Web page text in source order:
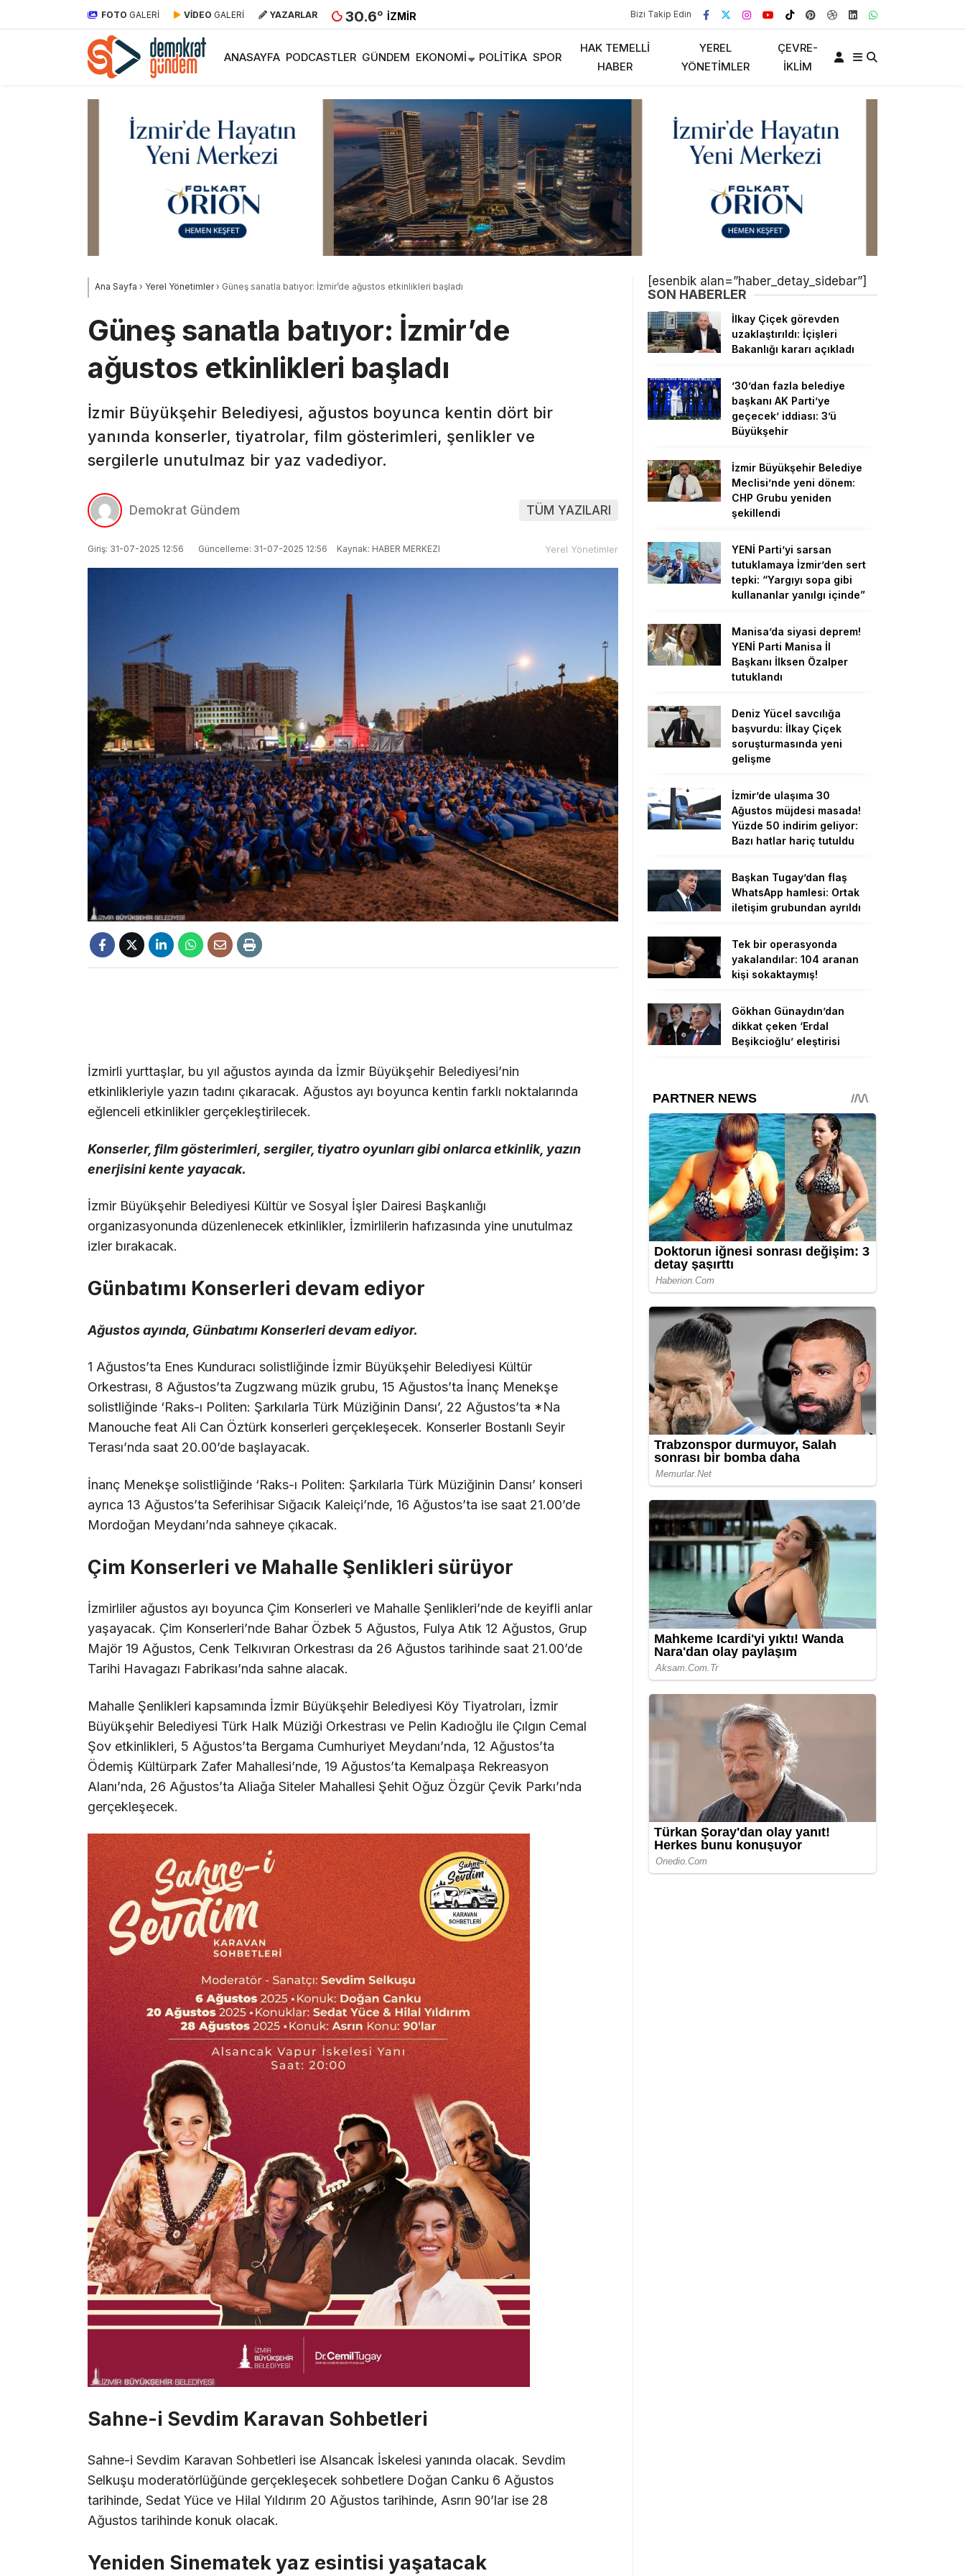
FOTO GALERİ VİDEO GALERİ YAZARLAR 30.6° İZMIR Bizi Takip Edin
ANASAYFA PODCASTLER GÜNDEM EKONOMI POLITIKA SPOR
HAK TEMELLI
HABER
YEREL
YÖNETIMLER
ÇEVRE-
İKLIM
Ana Sayfa › Yerel Yönetimler› Güneş sanatla batıyor: İzmir’de ağustos etkinlikleri başladı
Güneş sanatla batıyor: İzmir’de
ağustos etkinlikleri başladı
İzmir Büyükşehir Belediyesi, ağustos boyunca kentin dört bir
yanında konserler, tiyatrolar, film gösterimleri, şenlikler ve
sergilerle unutulmaz bir yaz vadediyor.
Demokrat Gündem TÜM YAZILARI
Giriş: 31-07-2025 12:56 Güncelleme: 31-07-2025 12:56 Kaynak: HABER MERKEZI Yerel Yönetimler
İzmirli yurttaşlar, bu yıl ağustos ayında da İzmir Büyükşehir Belediyesi’nin
etkinlikleriyle yazın tadını çıkaracak. Ağustos ayı boyunca kentin farklı noktalarında
eğlenceli etkinlikler gerçekleştirilecek.
Konserler, film gösterimleri, sergiler, tiyatro oyunları gibi onlarca etkinlik, yazın
enerjisini kente yayacak.
İzmir Büyükşehir Belediyesi Kültür ve Sosyal İşler Dairesi Başkanlığı
organizasyonunda düzenlenecek etkinlikler, İzmirlilerin hafızasında yine unutulmaz
izler bırakacak.
Günbatımı Konserleri devam ediyor
Ağustos ayında, Günbatımı Konserleri devam ediyor.
1 Ağustos’ta Enes Kunduracı solistliğinde İzmir Büyükşehir Belediyesi Kültür
Orkestrası, 8 Ağustos’ta Zugzwang müzik grubu, 15 Ağustos’ta İnanç Menekşe
solistliğinde ‘Raks-ı Politen: Şarkılarla Türk Müziğinin Dansı’, 22 Ağustos’ta *Na
Manouche feat Ali Can Öztürk konserleri gerçekleşecek. Konserler Bostanlı Seyir
Terası’nda saat 20.00’de başlayacak.
İnanç Menekşe solistliğinde ‘Raks-ı Politen: Şarkılarla Türk Müziğinin Dansı’ konseri
ayrıca 13 Ağustos’ta Seferihisar Sığacık Kaleiçi’nde, 16 Ağustos’ta ise saat 21.00’de
Mordoğan Meydanı’nda sahneye çıkacak.
Çim Konserleri ve Mahalle Şenlikleri sürüyor
İzmirliler ağustos ayı boyunca Çim Konserleri ve Mahalle Şenlikleri’nde de keyifli anlar
yaşayacak. Çim Konserleri’nde Bahar Özbek 5 Ağustos, Fulya Atık 12 Ağustos, Grup
Majör 19 Ağustos, Cenk Telkıvıran Orkestrası da 26 Ağustos tarihinde saat 21.00’de
Tarihi Havagazı Fabrikası’nda sahne alacak.
Mahalle Şenlikleri kapsamında İzmir Büyükşehir Belediyesi Köy Tiyatroları, İzmir
Büyükşehir Belediyesi Türk Halk Müziği Orkestrası ve Pelin Kadıoğlu ile Çılgın Cemal
Şov etkinlikleri, 5 Ağustos’ta Bergama Cumhuriyet Meydanı’nda, 12 Ağustos’ta
Ödemiş Kültürpark Zafer Mahallesi’nde, 19 Ağustos’ta Kemalpaşa Rekreasyon
Alanı’nda, 26 Ağustos’ta Aliağa Siteler Mahallesi Şehit Oğuz Özgür Çevik Parkı’nda
gerçekleşecek.
Sahne-i Sevdim Karavan Sohbetleri
Sahne-i Sevdim Karavan Sohbetleri ise Alsancak İskelesi yanında olacak. Sevdim
Selkuşu moderatörlüğünde gerçekleşecek sohbetlere Doğan Canku 6 Ağustos
tarihinde, Sedat Yüce ve Hilal Yıldırım 20 Ağustos tarihinde, Asrın 90’lar ise 28
Ağustos tarihinde konuk olacak.
Yeniden Sinematek yaz esintisi yaşatacak
[esenbik alan=”haber_detay_sidebar”]
SON HABERLER
İlkay Çiçek görevden
uzaklaştırıldı: İçişleri
Bakanlığı kararı açıkladı
’30’dan fazla belediye
başkanı AK Parti’ye
geçecek’ iddiası: 3’ü
Büyükşehir
İzmir Büyükşehir Belediye
Meclisi’nde yeni dönem:
CHP Grubu yeniden
şekillendi
YENİ Parti’yi sarsan
tutuklamaya İzmir’den sert
tepki: “Yargıyı sopa gibi
kullananlar yanılgı içinde”
Manisa’da siyasi deprem!
YENİ Parti Manisa İl
Başkanı İlksen Özalper
tutuklandı
Deniz Yücel savcılığa
başvurdu: İlkay Çiçek
soruşturmasında yeni
gelişme
İzmir’de ulaşıma 30
Ağustos müjdesi masada!
Yüzde 50 indirim geliyor:
Bazı hatlar hariç tutuldu
Başkan Tugay’dan flaş
WhatsApp hamlesi: Ortak
iletişim grubundan ayrıldı
Tek bir operasyonda
yakalandılar: 104 aranan
kişi sokaktaymış!
Gökhan Günaydın’dan
dikkat çeken ‘Erdal
Beşikcioğlu’ eleştirisi